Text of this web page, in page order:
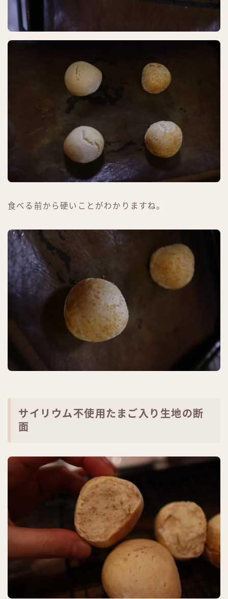
食べる前から硬いことがわかりますね。
サイリウム不使用たまご入り生地の断
面